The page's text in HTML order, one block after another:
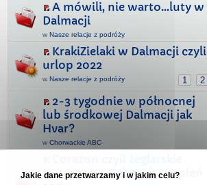
A mówili, nie warto...luty w
Dalmacji
w Nasze relacje z podróży
KrakiZielaki w Dalmacji czyli
urlop 2022
1 2
w Nasze relacje z podróży
2-3 tygodnie w północnej
lub środkowej Dalmacji jak
Hvar?
w Chorwackie ABC
tournee po Dalmacji sierpień
Jakie dane przetwarzamy i w jakim celu?